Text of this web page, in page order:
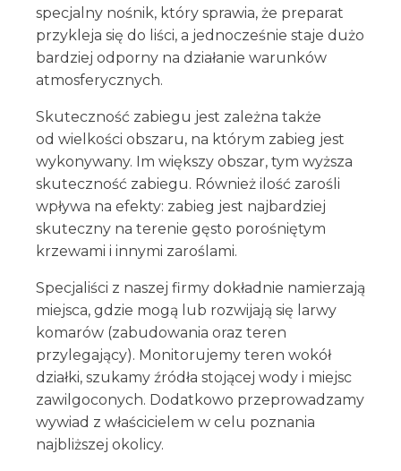
specjalny nośnik, który sprawia, że preparat
przykleja się do liści, a jednocześnie staje dużo
bardziej odporny na działanie warunków
atmosferycznych.
Skuteczność zabiegu jest zależna także
od wielkości obszaru, na którym zabieg jest
wykonywany. Im większy obszar, tym wyższa
skuteczność zabiegu. Również ilość zarośli
wpływa na efekty: zabieg jest najbardziej
skuteczny na terenie gęsto porośniętym
krzewami i innymi zaroślami.
Specjaliści z naszej firmy dokładnie namierzają
miejsca, gdzie mogą lub rozwijają się larwy
komarów (zabudowania oraz teren
przylegający). Monitorujemy teren wokół
działki, szukamy źródła stojącej wody i miejsc
zawilgoconych. Dodatkowo przeprowadzamy
wywiad z właścicielem w celu poznania
najbliższej okolicy.